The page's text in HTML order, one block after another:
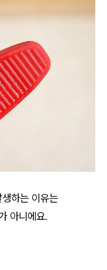
하는 이유는
아니에요.